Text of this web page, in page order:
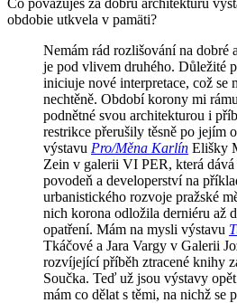
Čo považuješ za dobrú architektúru
obdobie utkvela v pamäti?
Nemám rád rozlišování na dobré
je pod vlivem druhého. Důležité
iniciuje nové interpretace, což se
nechtěně. Období korony mi
podnětné svou architekturou i
restrikce přerušily těsně po jejím
výstavu Pro/Měna Karlín Elišky
Zein v galerii VI PER, která
povodeň a developerství na
urbanistického rozvoje pražské
nich korona odložila derniéru až
opatření. Mám na mysli výstavu
Tkáčové a Jara Vargy v Galerii
rozvíjející příběh ztracené knihy
Součka. Teď už jsou výstavy
mám co dělat s těmi, na nichž